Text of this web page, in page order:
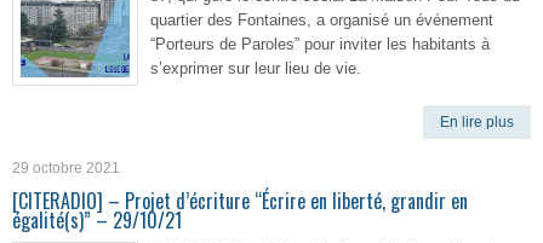
quartier des Fontaines, a organisé un événement
“Porteurs de Paroles” pour inviter les habitants à
s’exprimer sur leur lieu de vie.
En lire plus
29 octobre 2021
[CITERADIO] – Projet d’écriture “Écrire en liberté, grandir en
égalité(s)” – 29/10/21